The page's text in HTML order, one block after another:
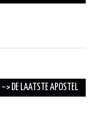
DE LAATSTE APOSTEL